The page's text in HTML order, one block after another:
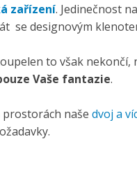
zařízení. Jedinečnost
se designovým
to však
Vaše fantazie.
prostorách naše dvoj a